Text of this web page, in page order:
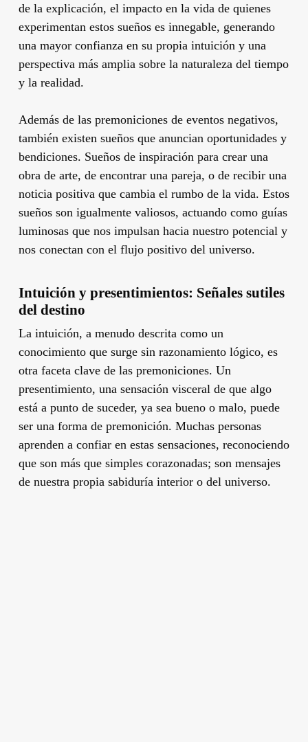
de la explicación, el impacto en la vida de quienes
experimentan estos sueños es innegable, generando
una mayor confianza en su propia intuición y una
perspectiva más amplia sobre la naturaleza del tiempo
y la realidad.
Además de las premoniciones de eventos negativos,
también existen sueños que anuncian oportunidades y
bendiciones. Sueños de inspiración para crear una
obra de arte, de encontrar una pareja, o de recibir una
noticia positiva que cambia el rumbo de la vida. Estos
sueños son igualmente valiosos, actuando como guías
luminosas que nos impulsan hacia nuestro potencial y
nos conectan con el flujo positivo del universo.
Intuición y presentimientos: Señales sutiles
del destino
La intuición, a menudo descrita como un
conocimiento que surge sin razonamiento lógico, es
otra faceta clave de las premoniciones. Un
presentimiento, una sensación visceral de que algo
está a punto de suceder, ya sea bueno o malo, puede
ser una forma de premonición. Muchas personas
aprenden a confiar en estas sensaciones, reconociendo
que son más que simples corazonadas; son mensajes
de nuestra propia sabiduría interior o del universo.